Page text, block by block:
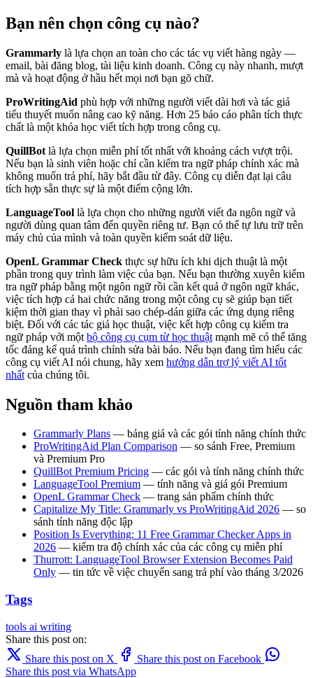
Bạn nên chọn công cụ nào?
Grammarly là lựa chọn an toàn cho các tác vụ viết hàng ngày —
email, bài đăng blog, tài liệu kinh doanh. Công cụ này nhanh, mượt
mà và hoạt động ở hầu hết mọi nơi bạn gõ chữ.
ProWritingAid phù hợp với những người viết dài hơi và tác giả
tiểu thuyết muốn nâng cao kỹ năng. Hơn 25 báo cáo phân tích thực
chất là một khóa học viết tích hợp trong công cụ.
QuillBot là lựa chọn miễn phí tốt nhất với khoảng cách vượt trội.
Nếu bạn là sinh viên hoặc chỉ cần kiểm tra ngữ pháp chính xác mà
không muốn trả phí, hãy bắt đầu từ đây. Công cụ diễn đạt lại câu
tích hợp sẵn thực sự là một điểm cộng lớn.
LanguageTool là lựa chọn cho những người viết đa ngôn ngữ và
người dùng quan tâm đến quyền riêng tư. Bạn có thể tự lưu trữ trên
máy chủ của mình và toàn quyền kiểm soát dữ liệu.
OpenL Grammar Check thực sự hữu ích khi dịch thuật là một
phần trong quy trình làm việc của bạn. Nếu bạn thường xuyên kiểm
tra ngữ pháp bằng một ngôn ngữ rồi cần kết quả ở ngôn ngữ khác,
việc tích hợp cả hai chức năng trong một công cụ sẽ giúp bạn tiết
kiệm thời gian thay vì phải sao chép-dán giữa các ứng dụng riêng
biệt. Đối với các tác giả học thuật, việc kết hợp công cụ kiểm tra
ngữ pháp với một bộ công cụ cụm từ học thuật mạnh mẽ có thể tăng
tốc đáng kể quá trình chỉnh sửa bài báo. Nếu bạn đang tìm hiểu các
công cụ viết AI nói chung, hãy xem hướng dẫn trợ lý viết AI tốt
nhất của chúng tôi.
Nguồn tham khảo
Grammarly Plans — bảng giá và các gói tính năng chính thức
ProWritingAid Plan Comparison — so sánh Free, Premium
và Premium Pro
QuillBot Premium Pricing — các gói và tính năng chính thức
LanguageTool Premium — tính năng và giá gói Premium
OpenL Grammar Check — trang sản phẩm chính thức
Capitalize My Title: Grammarly vs ProWritingAid 2026 — so
sánh tính năng độc lập
Position Is Everything: 11 Free Grammar Checker Apps in
2026 — kiểm tra độ chính xác của các công cụ miễn phí
Thurrott: LanguageTool Browser Extension Becomes Paid
Only — tin tức về việc chuyển sang trả phí vào tháng 3/2026
Tags
tools ai writing
Share this post on:
Share this post on X
Share this post on Facebook
Share this post via WhatsApp